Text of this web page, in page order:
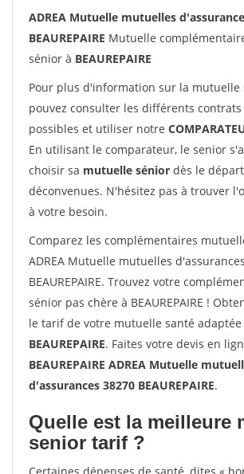
ADREA Mutuelle mutuelles
BEAUREPAIRE Mutuelle
sénior à BEAUREPAIRE
Pour plus d'information sur la mutuelle
pouvez consulter les différents
possibles et utiliser notre
En utilisant le comparateur, le senior
choisir sa mutuelle sénior dès le
déconvenues. N'hésitez pas à trouver
à votre besoin.
Comparez les complémentaires
ADREA Mutuelle mutuelles
BEAUREPAIRE. Trouvez votre
sénior pas chère à BEAUREPAIRE !
le tarif de votre mutuelle santé adaptée
BEAUREPAIRE. Faites votre devis en
BEAUREPAIRE ADREA Mutuelle
d'assurances 38270 BEAUREPAIRE.
Quelle est la meilleure
senior tarif ?